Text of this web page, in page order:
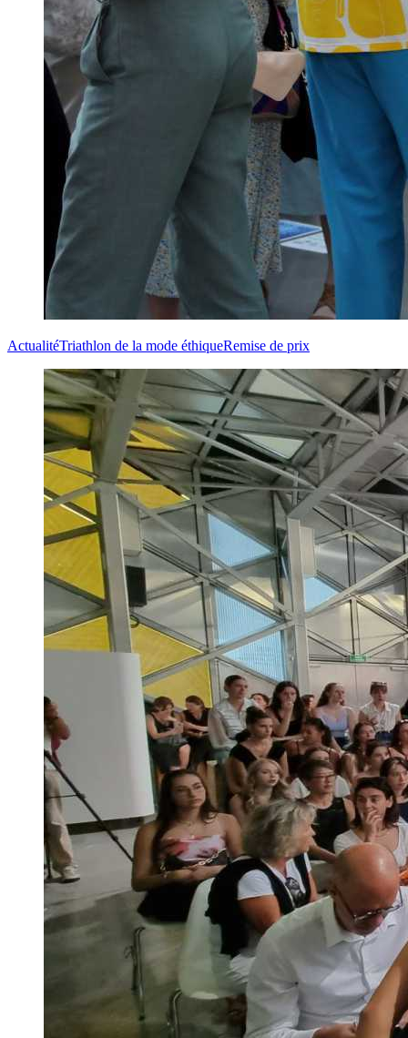
ActualitéTriathlon de la mode éthiqueRemise de prix